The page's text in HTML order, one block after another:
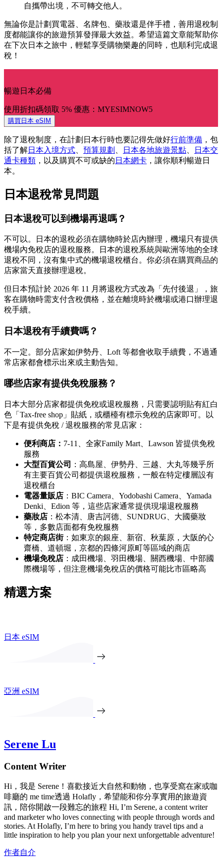
自攜帶出境，不可轉交他人。
無論你是計劃買電器、名牌包、藥妝還是伴手禮，善用退稅制
度都能讓你的旅遊預算發揮最大效益。希望這篇文章能幫助你
在下次日本之旅中，輕鬆享受購物樂趣的同時，也順利完成退
稅！
暢遊日本必備
使用折扣碼領取 5% 優惠：MYESIMNOW5
購買日本 eSIM
除了退稅制度，在計劃日本行時也要記得先做好行前準備 ，包
括了解日本入境方式 預算規劃 日本各地旅遊景點
日本交
通卡種類 ，以及購買不可或缺的 日本網卡 ，讓你順利暢遊日
本。
日本退稅常見問題
日本退稅可以到機場再退嗎？
不可以。日本的退稅必須在購物時於店內辦理，機場只有提供
機場內免稅店的退稅服務。日本的退稅系統與歐洲等地的全球
退稅不同，沒有集中式的機場退稅櫃台。你必須在購買商品的
店家當天直接辦理退稅。
但日本預計於 2026 年 11 月將退稅方式改為「先付後退」，旅
客在購物時需支付含稅價格，並在離境時於機場或港口辦理退
稅手續。
日本退稅有手續費嗎？
不一定。部分店家如伊勢丹、Loft 等都會收取手續費，不過通
常店家都會標示出來或主動告知。
哪些店家有提供免稅服務？
日本大部分店家都提供免稅或退稅服務，只需要認明貼有紅白
色「Tax-free shop」貼紙，或櫃檯有標示免稅的店家即可。以
下是有提供免稅 / 退稅服務的常見店家：
便利商店： 7-11、全家Family Mart、Lawson 皆提供免稅
服務
大型百貨公司
：高島屋、伊勢丹、三越、大丸等幾乎所
有主要百貨公司都提供退稅服務，一般在特定樓層設有
退稅櫃台
電器量販店 ：BIC Camera、Yodobashi Camera、Yamada
Denki、Edion 等，這些店家通常提供現場退稅服務
藥妝店 ：松本清、唐吉訶德、SUNDRUG、大國藥妝
等，多數店面都有免稅服務
特定商店街：如東京的銀座、新宿、秋葉原，大阪的心
齋橋、道頓堀，京都的四條河原町等區域的商店
機場免稅店 ：成田機場、羽田機場、關西機場、中部國
際機場等，但注意機場免稅店的價格可能比市區略高
精選方案
日本 eSIM
亞洲 eSIM
Serene Lu
Content Writer
Hi，我是 Serene！喜歡接近大自然和動物，也享受窩在家或咖
啡廳的 me time透過 Holafly，希望能和你分享實用的旅遊資
訊，陪你開啟一段難忘的旅程 Hi, I’m Serene, a content writer
and marketer who loves connecting with people through words and
stories. At Holafly, I’m here to bring you handy travel tips and a
little inspiration to help you plan your next unforgettable adventure!
作者自介